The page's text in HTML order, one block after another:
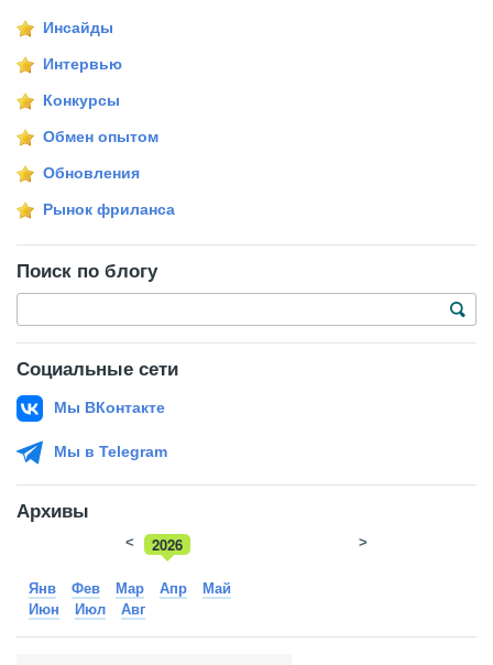
Инсайды
Интервью
Конкурсы
Обмен опытом
Обновления
Рынок фриланса
Поиск по блогу
Социальные сети
Мы ВКонтакте
Мы в Telegram
Архивы
2026
2025
< >
Янв Фев Мар Апр
Май
Июн
Июл Авг